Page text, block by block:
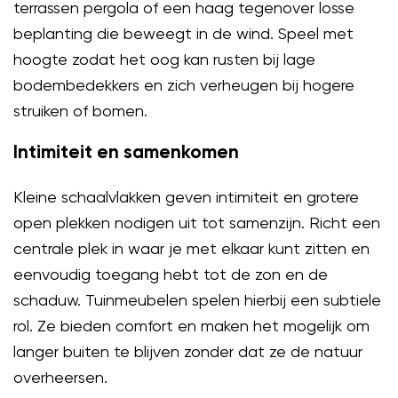
terrassen pergola of een haag tegenover losse
beplanting die beweegt in de wind. Speel met
hoogte zodat het oog kan rusten bij lage
bodembedekkers en zich verheugen bij hogere
struiken of bomen.
Intimiteit en samenkomen
Kleine schaalvlakken geven intimiteit en grotere
open plekken nodigen uit tot samenzijn. Richt een
centrale plek in waar je met elkaar kunt zitten en
eenvoudig toegang hebt tot de zon en de
schaduw. Tuinmeubelen spelen hierbij een subtiele
rol. Ze bieden comfort en maken het mogelijk om
langer buiten te blijven zonder dat ze de natuur
overheersen.